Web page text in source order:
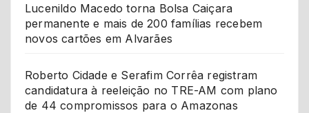
Lucenildo Macedo torna Bolsa Caiçara
permanente e mais de 200 famílias recebem
novos cartões em Alvarães
Roberto Cidade e Serafim Corrêa registram
candidatura à reeleição no TRE-AM com plano
de 44 compromissos para o Amazonas